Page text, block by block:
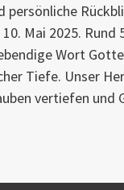
persönliche
Mai 2025.
Wort
Tiefe. Unser
vertiefen